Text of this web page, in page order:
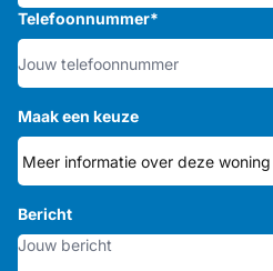
Telefoonnummer*
Maak een keuze
Bericht